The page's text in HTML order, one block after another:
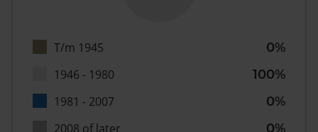
T/m 1945
0%
1946 - 1980
100%
1981 - 2007
0%
2008 of later
0%